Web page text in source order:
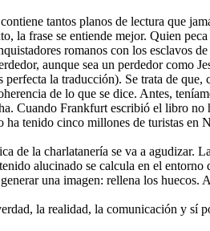
tantos planos de lectura que
la frase se entiende mejor. Quien
romanos con los esclavos
aunque sea un perdedor como
la traducción). Se trata de
de lo que se dice. Antes,
Cuando Frankfurt escribió el libro
tenido cinco millones de turistas en
de la charlatanería se va a agudizar.
alucinado se calcula en el entorno
una imagen: rellena los
la realidad, la comunicación y sí